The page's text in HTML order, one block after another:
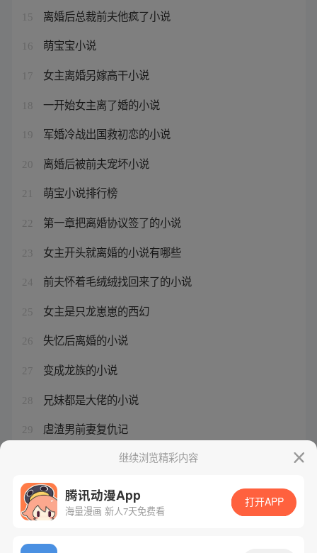
15 离婚后总裁前夫他疯了小说
16 萌宝宝小说
17 女主离婚另嫁高干小说
18 一开始女主离了婚的小说
19 军婚冷战出国救初恋的小说
20 离婚后被前夫宠坏小说
21 萌宝小说排行榜
22 第一章把离婚协议签了的小说
23 女主开头就离婚的小说有哪些
24 前夫怀着毛绒绒找回来了的小说
25 女主是只龙崽崽的西幻
26 失忆后离婚的小说
27 变成龙族的小说
28 兄妹都是大佬的小说
29 虐渣男前妻复仇记
继续浏览精彩内容
腾讯动漫App
海量漫画 新人7天免费看
打开APP